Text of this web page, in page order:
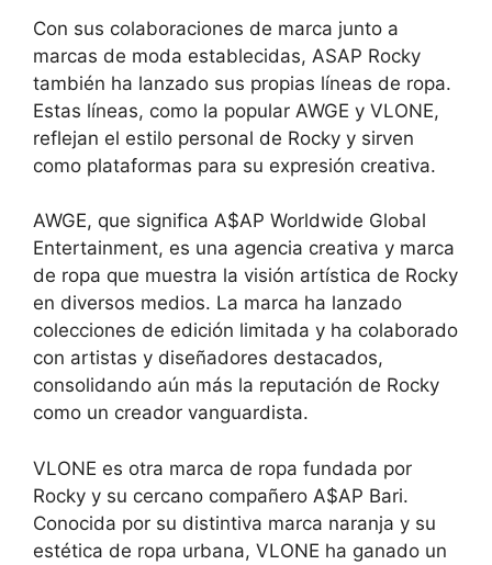
Con sus colaboraciones de marca junto a
marcas de moda establecidas, ASAP Rocky
también ha lanzado sus propias líneas de ropa.
Estas líneas, como la popular AWGE y VLONE,
reflejan el estilo personal de Rocky y sirven
como plataformas para su expresión creativa.
AWGE, que significa A$AP Worldwide Global
Entertainment, es una agencia creativa y marca
de ropa que muestra la visión artística de Rocky
en diversos medios. La marca ha lanzado
colecciones de edición limitada y ha colaborado
con artistas y diseñadores destacados,
consolidando aún más la reputación de Rocky
como un creador vanguardista.
VLONE es otra marca de ropa fundada por
Rocky y su cercano compañero A$AP Bari.
Conocida por su distintiva marca naranja y su
estética de ropa urbana, VLONE ha ganado un